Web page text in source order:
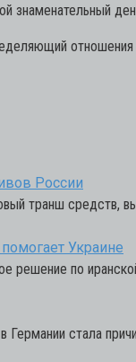
России
транш средств,
Украине
по
стала